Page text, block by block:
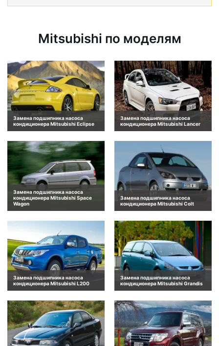
Mitsubishi по моделям
Замена подшипника насоса
кондиционера Mitsubishi Eclipse
Замена подшипника насоса
кондиционера Mitsubishi Lancer
Замена подшипника насоса
кондиционера Mitsubishi Space
Wagon
Замена подшипника насоса
кондиционера Mitsubishi Colt
Замена подшипника насоса
кондиционера Mitsubishi L200
Замена подшипника насоса
кондиционера Mitsubishi Grandis